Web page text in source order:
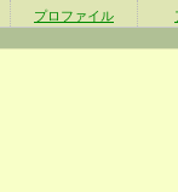
プロファイル